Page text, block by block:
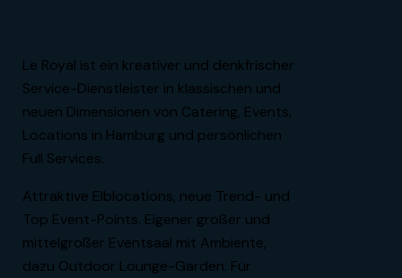
Le Royal ist ein kreativer und denkfrischer
Service-Dienstleister in klassischen und
neuen Dimensionen von Catering, Events,
Locations in Hamburg und persönlichen
Full Services.
Attraktive Elblocations, neue Trend- und
Top Event-Points. Eigener großer und
mittelgroßer Eventsaal mit Ambiente,
dazu Outdoor Lounge-Garden. Für